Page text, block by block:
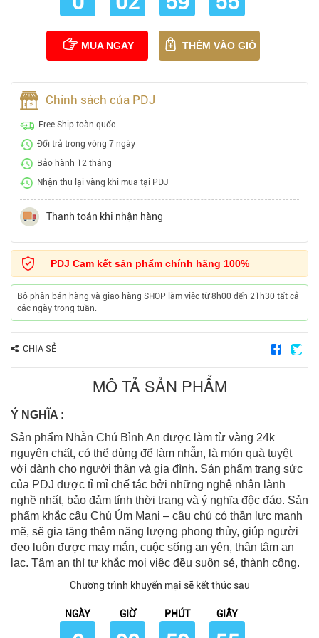
MUA NGAY THÊM VÀO GIỎ
Chính sách của PDJ
Free Ship toàn quốc
Đổi trả trong vòng 7 ngày
Bảo hành 12 tháng
Nhận thu lại vàng khi mua tại PDJ
Thanh toán khi nhận hàng
PDJ Cam kết sản phẩm chính hãng 100%
Bộ phận bán hàng và giao hàng SHOP làm việc từ 8h00 đến 21h30 tất cả
các ngày trong tuần.
CHIA SẺ
MÔ TẢ SẢN PHẨM
Ý NGHĨA :
Sản phẩm Nhẫn Chú Bình An được làm từ vàng 24k
nguyên chất, có thể dùng để làm nhẫn, là món quà tuyệt
vời dành cho người thân và gia đình. Sản phẩm trang sức
của PDJ được tỉ mỉ chế tác bởi những nghệ nhân lành
nghề nhất, bảo đảm tính thời trang và ý nghĩa độc đáo. Sản
phẩm khắc câu Chú Úm Mani – câu chú có thần lực mạnh
mẽ, sẽ gia tăng thêm năng lượng phong thủy, giúp người
đeo luôn được may mắn, cuộc sống an yên, thân tâm an
lạc. Tâm an thì tự khắc mọi việc đều suôn sẻ, thành công.
Chương trình khuyến mại sẽ kết thúc sau
NGÀY GIỜ PHÚT GIÂY